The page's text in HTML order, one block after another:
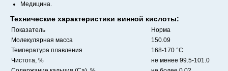
Медицина.
Технические характеристики винной кислоты:
Показатель
Норма
Молекулярная масса
150.09
Температура плавления
168-170 °C
Чистота, %
не менее 99.5-101.0